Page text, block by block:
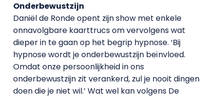
Onderbewustzijn
Daniël de Ronde opent zijn show met enkele
onnavolgbare kaarttrucs om vervolgens wat
dieper in te gaan op het begrip hypnose. ‘Bij
hypnose wordt je onderbewustzijn beïnvloed.
Omdat onze persoonlijkheid in ons
onderbewustzijn zit verankerd, zul je nooit dingen
doen die je niet wil.’ Wat wel kan volgens De